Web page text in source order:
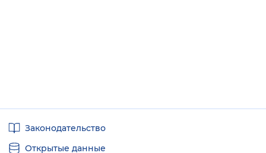
ссылкиЗаконодательство
Открытые данные